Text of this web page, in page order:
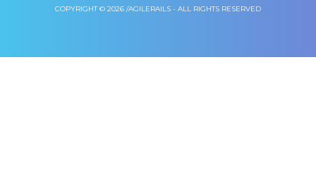
COPYRIGHT © 2026 /AGILERAILS - ALL RIGHTS RESERVED